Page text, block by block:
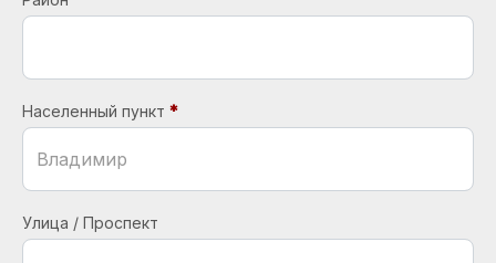
Населенный пункт
Улица / Проспект